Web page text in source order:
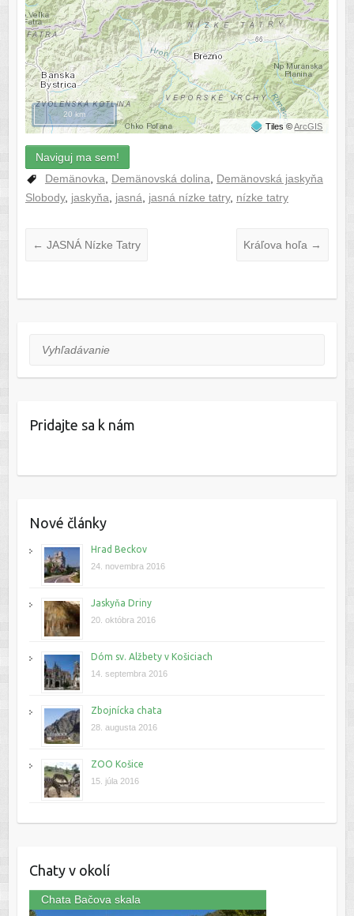
Tiles ©ArcGIS
20 km
Naviguj ma sem!
Demänovka
Demänovská dolina
Demänovská jaskyňa
Slobody, jaskyňa jasná jasná nízke tatry, nízke tatry
← JASNÁ Nízke Tatry Kráľova hoľa →
Vyhľadávanie
Pridajte sa k nám
Nové články
Hrad Beckov
24. novembra 2016
Jaskyňa Driny
20. októbra 2016
Dóm sv. Alžbety v Košiciach
14. septembra 2016
Zbojnícka chata
28. augusta 2016
ZOO Košice
15. júla 2016
Chaty v okolí
Chata Bačova skala